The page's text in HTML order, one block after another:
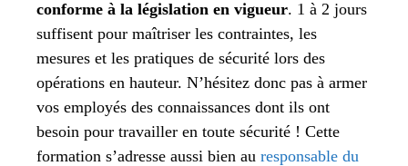
conforme à la législation en vigueur. 1 à 2 jours
suffisent pour maîtriser les contraintes, les
mesures et les pratiques de sécurité lors des
opérations en hauteur. N’hésitez donc pas à armer
vos employés des connaissances dont ils ont
besoin pour travailler en toute sécurité ! Cette
formation s’adresse aussi bien au responsable du